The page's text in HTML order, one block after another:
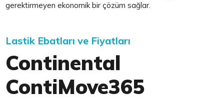
gerektirmeyen ekonomik bir çözüm sağlar.
Lastik Ebatları ve Fiyatları
Continental
ContiMove365